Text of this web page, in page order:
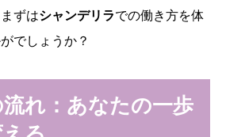
ずはシャンデリラでの働き方を体
でしょうか？
れ：あなたの一歩